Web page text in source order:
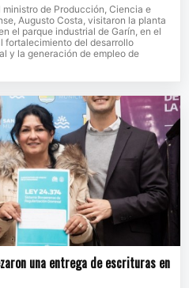
de Producción, Ciencia e
Augusto Costa, visitaron la planta
el parque industrial de Garín, en el
fortalecimiento del desarrollo
y la generación de empleo de
una entrega de escrituras en